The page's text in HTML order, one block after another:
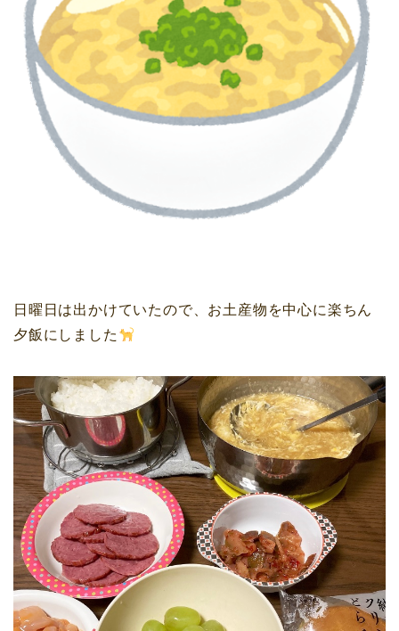
日曜日は出かけていたので、お土産物を中心に楽ちん
夕飯にしました